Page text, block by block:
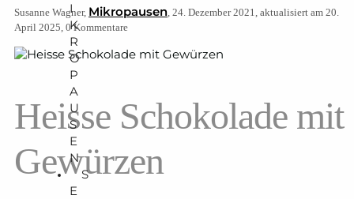
I
K
R
O
P
A
U
S
E
N
S
E
Susanne Wagner, Mikropausen, 24. Dezember 2021, aktualisiert am 20.
April 2025, 0 Kommentare
Heisse Schokolade mit
Gewürzen